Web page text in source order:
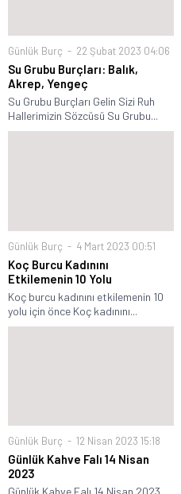
Günlük Burç 22 Şubat 2023 04:06
Su Grubu Burçları: Balık,
Akrep, Yengeç
Su Grubu Burçları Gelin Sizi Ruh
Hallerimizin Sözcüsü Su Grubu...
Günlük Burç 4 Mart 2023 00:51
Koç Burcu Kadınını
Etkilemenin 10 Yolu
Koç burcu kadınını etkilemenin 10
yolu için önce Koç kadınını...
Günlük Burç 12 Nisan 2023 15:18
Günlük Kahve Falı 14 Nisan
2023
Günlük Kahve Falı 14 Nisan 2023